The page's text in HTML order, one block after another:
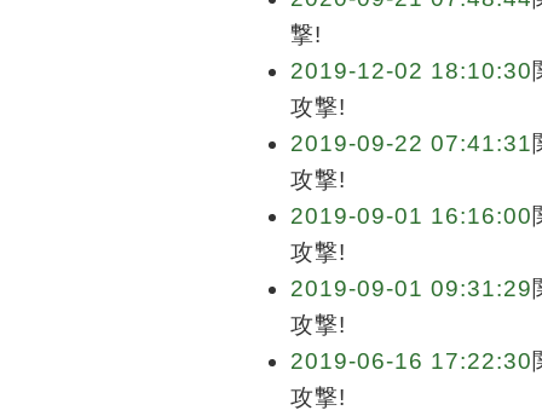
撃!
2019-12-02 18:10:30
攻撃!
2019-09-22 07:41:31
攻撃!
2019-09-01 16:16:00
攻撃!
2019-09-01 09:31:29
攻撃!
2019-06-16 17:22:30
攻撃!